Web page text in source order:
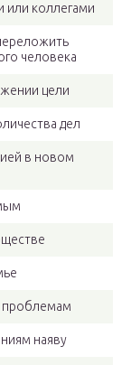
или коллегами
человека
цели
дел
в новом
проблемам
наяву